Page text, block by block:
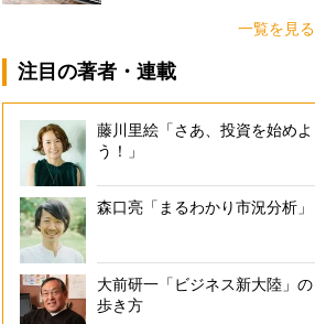
一覧を見る
注目の著者・連載
藤川里絵「さあ、投資を始めよ
う！」
森口亮「まるわかり市況分析」
大前研一「ビジネス新大陸」の
歩き方